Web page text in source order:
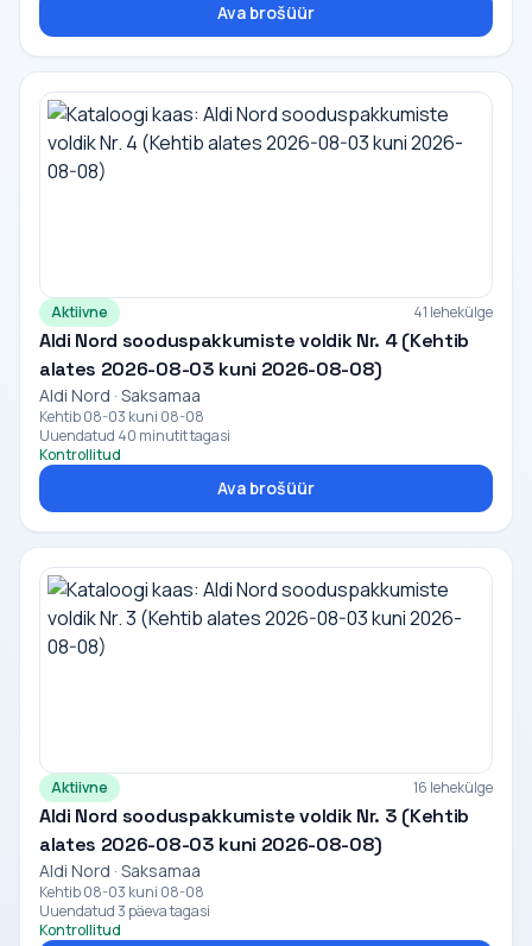
Ava brošüür
Aktiivne 41 lehekülge
Aldi Nord sooduspakkumiste voldik Nr. 4 (Kehtib
alates 2026-08-03 kuni 2026-08-08)
Aldi Nord · Saksamaa
Kehtib 08-03 kuni 08-08
Uuendatud 40 minutit tagasi
Kontrollitud
Ava brošüür
Aktiivne 16 lehekülge
Aldi Nord sooduspakkumiste voldik Nr. 3 (Kehtib
alates 2026-08-03 kuni 2026-08-08)
Aldi Nord · Saksamaa
Kehtib 08-03 kuni 08-08
Uuendatud 3 päeva tagasi
Kontrollitud